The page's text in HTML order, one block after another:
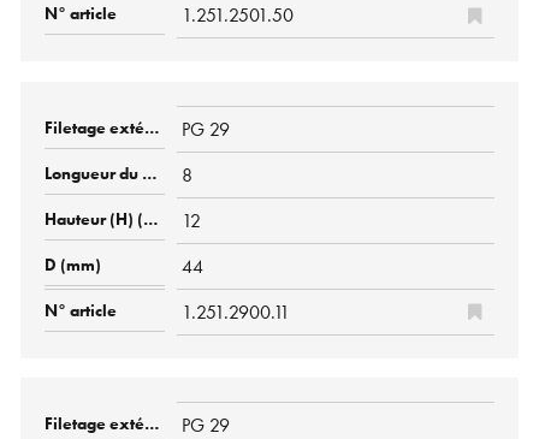
1.251.2501.50
PG 29
8
12
44
1.251.2900.11
PG 29